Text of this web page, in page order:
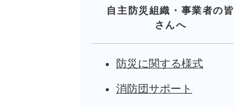
自主防災組織・事業者の皆
さんへ
防災に関する様式
消防団サポート